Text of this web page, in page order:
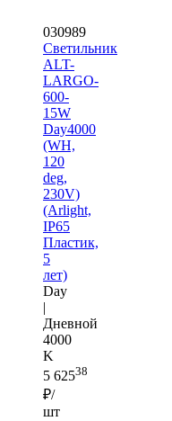
030989
Светильник
ALT-
LARGO-
600-
15W
Day4000
(WH,
120
deg,
230V)
(Arlight,
IP65
Пластик,
5
лет)
Day
|
Дневной
4000
K
5 62538
₽/
шт